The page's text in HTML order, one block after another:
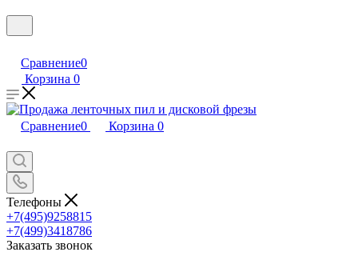
Сравнение0
Корзина 0
Сравнение0 Корзина 0
Телефоны
+7(495)9258815
+7(499)3418786
Заказать звонок